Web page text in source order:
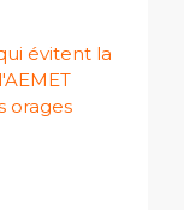
évitent la
orages